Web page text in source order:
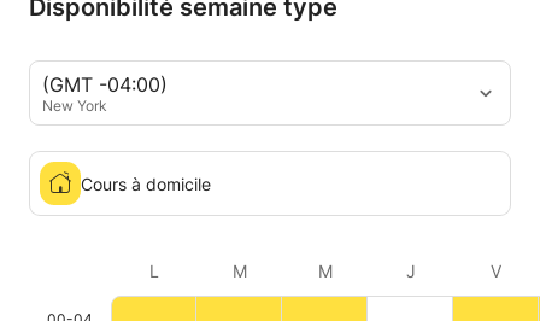
Disponibilité semaine type
(GMT -04:00)
New York
Cours à domicile
L M M J V